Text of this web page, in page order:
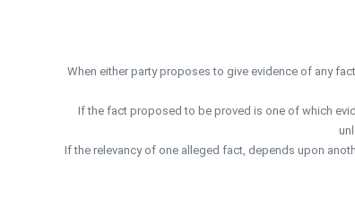
When either party proposes to give evidence of any
If the fact proposed to be proved is one of which
If the relevancy of one alleged fact, depends upon